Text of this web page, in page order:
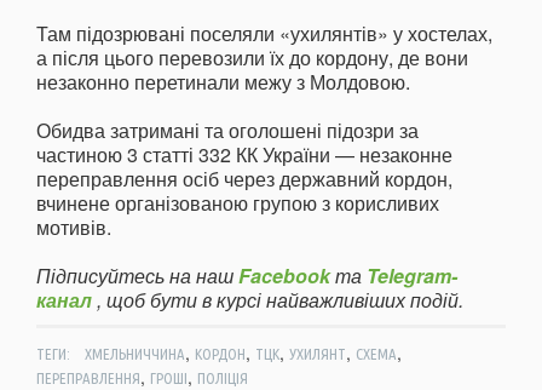
Там підозрювані поселяли «ухилянтів» у хостелах,
а після цього перевозили їх до кордону, де вони
незаконно перетинали межу з Молдовою.
Обидва затримані та оголошені підозри за
частиною 3 статті 332 КК України — незаконне
переправлення осіб через державний кордон,
вчинене організованою групою з корисливих
мотивів.
Підписуйтесь на нашFacebookта Telegram-
канал, щоб бути в курсі найважливіших подій.
ТЕГИ: ХМЕЛЬНИЧЧИНА, КОРДОН, ТЦК, УХИЛЯНТ, СХЕМА,
ПЕРЕПРАВЛЕННЯ, ГРОШІ, ПОЛІЦІЯ